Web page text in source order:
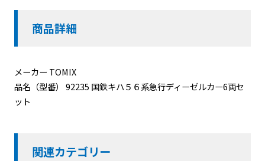
商品詳細
メーカー TOMIX
品名（型番） 92235 国鉄キハ５６系急行ディーゼルカー6両セ
ット
関連カテゴリー